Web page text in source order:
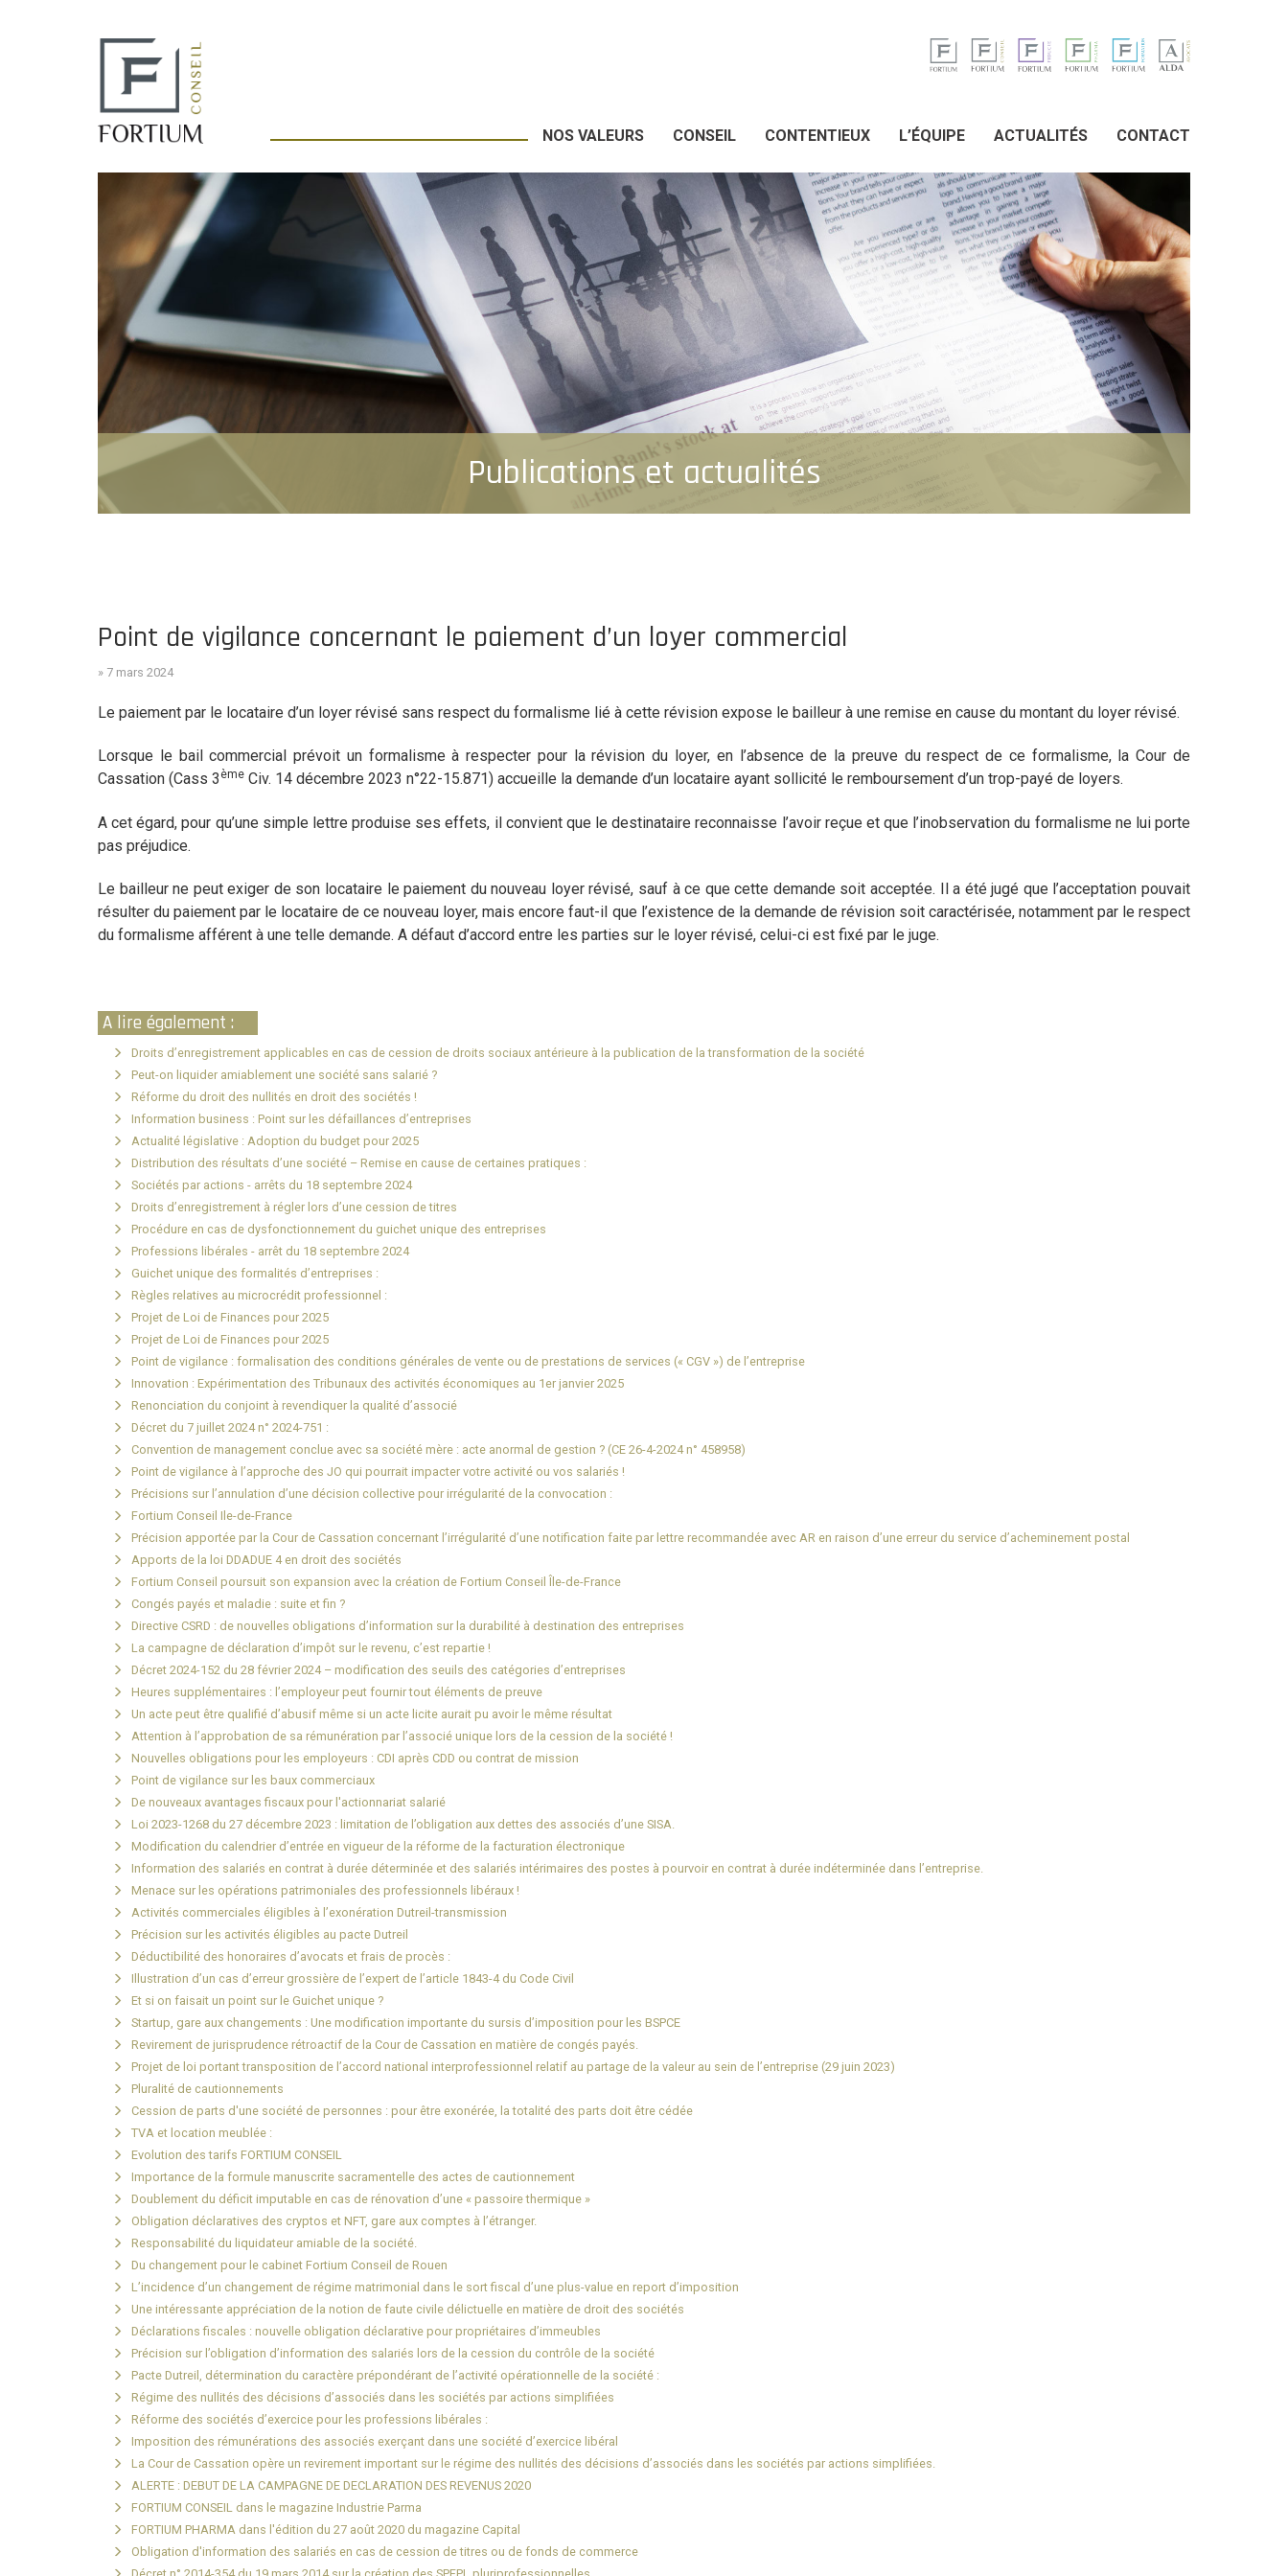
NOS VALEURS CONSEIL CONTENTIEUX L’ÉQUIPE ACTUALITÉS CONTACT
Publications et actualités
Point de vigilance concernant le paiement d’un loyer commercial
» 7 mars 2024
Le paiement par le locataire d’un loyer révisé sans respect du formalisme lié à cette révision expose le bailleur à une remise en cause du montant du loyer révisé.
Lorsque le bail commercial prévoit un formalisme à respecter pour la révision du loyer, en l’absence de la preuve du respect de ce formalisme, la Cour de
Cassation (Cass 3 ème Civ. 14 décembre 2023 n°22-15.871) accueille la demande d’un locataire ayant sollicité le remboursement d’un trop-payé de loyers.
A cet égard, pour qu’une simple lettre produise ses effets, il convient que le destinataire reconnaisse l’avoir reçue et que l’inobservation du formalisme ne lui porte
pas préjudice.
Le bailleur ne peut exiger de son locataire le paiement du nouveau loyer révisé, sauf à ce que cette demande soit acceptée. Il a été jugé que l’acceptation pouvait
résulter du paiement par le locataire de ce nouveau loyer, mais encore faut-il que l’existence de la demande de révision soit caractérisée, notamment par le respect
du formalisme afférent à une telle demande. A défaut d’accord entre les parties sur le loyer révisé, celui-ci est fixé par le juge.
A lire également :
Droits d’enregistrement applicables en cas de cession de droits sociaux antérieure à la publication de la transformation de la société
Peut-on liquider amiablement une société sans salarié ?
Réforme du droit des nullités en droit des sociétés !
Information business : Point sur les défaillances d’entreprises
Actualité législative : Adoption du budget pour 2025
Distribution des résultats d’une société – Remise en cause de certaines pratiques :
Sociétés par actions - arrêts du 18 septembre 2024
Droits d’enregistrement à régler lors d’une cession de titres
Procédure en cas de dysfonctionnement du guichet unique des entreprises
Professions libérales - arrêt du 18 septembre 2024
Guichet unique des formalités d’entreprises :
Règles relatives au microcrédit professionnel :
Projet de Loi de Finances pour 2025
Projet de Loi de Finances pour 2025
Point de vigilance : formalisation des conditions générales de vente ou de prestations de services (« CGV ») de l’entreprise
Innovation : Expérimentation des Tribunaux des activités économiques au 1er janvier 2025
Renonciation du conjoint à revendiquer la qualité d’associé
Décret du 7 juillet 2024 n° 2024-751 :
Convention de management conclue avec sa société mère : acte anormal de gestion ? (CE 26-4-2024 n° 458958)
Point de vigilance à l’approche des JO qui pourrait impacter votre activité ou vos salariés !
Précisions sur l’annulation d’une décision collective pour irrégularité de la convocation :
Fortium Conseil Ile-de-France
Précision apportée par la Cour de Cassation concernant l’irrégularité d’une notification faite par lettre recommandée avec AR en raison d’une erreur du service d’acheminement postal
Apports de la loi DDADUE 4 en droit des sociétés
Fortium Conseil poursuit son expansion avec la création de Fortium Conseil Île-de-France
Congés payés et maladie : suite et fin ?
Directive CSRD : de nouvelles obligations d’information sur la durabilité à destination des entreprises
La campagne de déclaration d’impôt sur le revenu, c’est repartie !
Décret 2024-152 du 28 février 2024 – modification des seuils des catégories d’entreprises
Heures supplémentaires : l’employeur peut fournir tout éléments de preuve
Un acte peut être qualifié d’abusif même si un acte licite aurait pu avoir le même résultat
Attention à l’approbation de sa rémunération par l’associé unique lors de la cession de la société !
Nouvelles obligations pour les employeurs : CDI après CDD ou contrat de mission
Point de vigilance sur les baux commerciaux
De nouveaux avantages fiscaux pour l'actionnariat salarié
Loi 2023-1268 du 27 décembre 2023 : limitation de l’obligation aux dettes des associés d’une SISA.
Modification du calendrier d’entrée en vigueur de la réforme de la facturation électronique
Information des salariés en contrat à durée déterminée et des salariés intérimaires des postes à pourvoir en contrat à durée indéterminée dans l’entreprise.
Menace sur les opérations patrimoniales des professionnels libéraux !
Activités commerciales éligibles à l’exonération Dutreil-transmission
Précision sur les activités éligibles au pacte Dutreil
Déductibilité des honoraires d’avocats et frais de procès :
Illustration d’un cas d’erreur grossière de l’expert de l’article 1843-4 du Code Civil
Et si on faisait un point sur le Guichet unique ?
Startup, gare aux changements : Une modification importante du sursis d’imposition pour les BSPCE
Revirement de jurisprudence rétroactif de la Cour de Cassation en matière de congés payés.
Projet de loi portant transposition de l’accord national interprofessionnel relatif au partage de la valeur au sein de l’entreprise (29 juin 2023)
Pluralité de cautionnements
Cession de parts d'une société de personnes : pour être exonérée, la totalité des parts doit être cédée
TVA et location meublée :
Evolution des tarifs FORTIUM CONSEIL
Importance de la formule manuscrite sacramentelle des actes de cautionnement
Doublement du déficit imputable en cas de rénovation d’une « passoire thermique »
Obligation déclaratives des cryptos et NFT, gare aux comptes à l’étranger.
Responsabilité du liquidateur amiable de la société.
Du changement pour le cabinet Fortium Conseil de Rouen
L’incidence d’un changement de régime matrimonial dans le sort fiscal d’une plus-value en report d’imposition
Une intéressante appréciation de la notion de faute civile délictuelle en matière de droit des sociétés
Déclarations fiscales : nouvelle obligation déclarative pour propriétaires d’immeubles
Précision sur l’obligation d’information des salariés lors de la cession du contrôle de la société
Pacte Dutreil, détermination du caractère prépondérant de l’activité opérationnelle de la société :
Régime des nullités des décisions d’associés dans les sociétés par actions simplifiées
Réforme des sociétés d’exercice pour les professions libérales :
Imposition des rémunérations des associés exerçant dans une société d’exercice libéral
La Cour de Cassation opère un revirement important sur le régime des nullités des décisions d’associés dans les sociétés par actions simplifiées.
ALERTE : DEBUT DE LA CAMPAGNE DE DECLARATION DES REVENUS 2020
FORTIUM CONSEIL dans le magazine Industrie Parma
FORTIUM PHARMA dans l'édition du 27 août 2020 du magazine Capital
Obligation d'information des salariés en cas de cession de titres ou de fonds de commerce